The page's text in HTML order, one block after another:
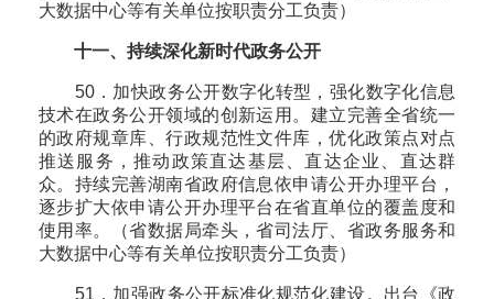
大数据中心等有关单位按职责分工负责）
十一、持续深化新时代政务公开
50．加快政务公开数字化转型，强化数字化信息
技术在政务公开领域的创新运用。建立完善全省统一
的政府规章库、行政规范性文件库，优化政策点对点
推送服务，推动政策直达基层、直达企业、直达群
众。持续完善湖南省政府信息依申请公开办理平台，
逐步扩大依申请公开办理平台在省直单位的覆盖度和
使用率。（省数据局牵头，省司法厅、省政务服务和
大数据中心等有关单位按职责分工负责）
51．加强政务公开标准化规范化建设。出台《政